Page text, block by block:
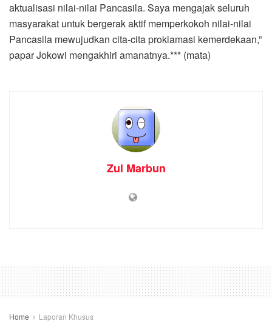
aktualisasi nilai-nilai Pancasila. Saya mengajak seluruh
masyarakat untuk bergerak aktif memperkokoh nilai-nilai
Pancasila mewujudkan cita-cita proklamasi kemerdekaan,”
papar Jokowi mengakhiri amanatnya.*** (mata)
Zul Marbun
Home Laporan Khusus